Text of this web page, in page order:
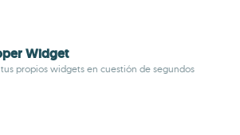
Widget
propios widgets en cuestión de segundos